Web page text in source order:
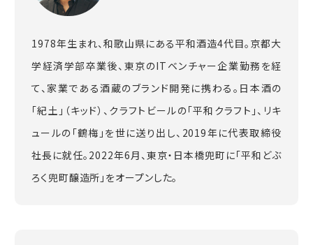
1978年生まれ、和歌山県にある平和酒造4代目。京都大
学経済学部卒業後、東京のITベンチャー企業勤務を経
て、家業である酒蔵のブランド開発に携わる。日本酒の
「紀土」（キッド）、クラフトビールの「平和クラフト」、リキ
ュールの「鶴梅」を世に送り出し、2019年に代表取締役
社長に就任。2022年6月、東京・日本橋兜町に「平和どぶ
ろく兜町醸造所」をオープンした。